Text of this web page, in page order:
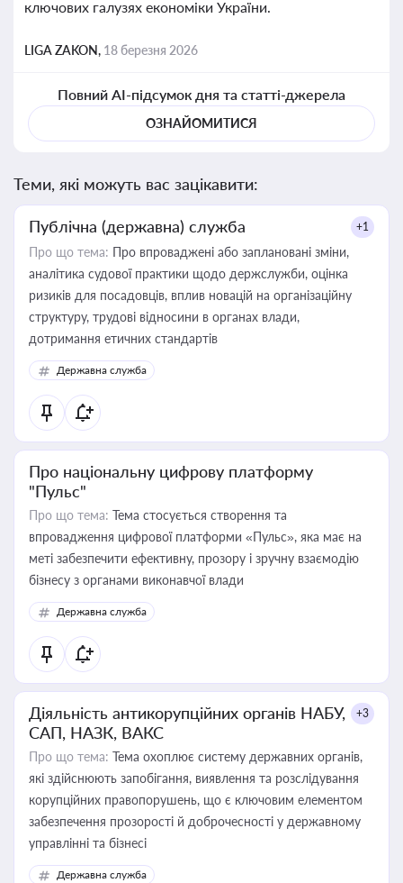
ключових галузях економіки України.
LIGA ZAKON, 18 березня 2026
Повний AI-підсумок дня та статті-джерела
ОЗНАЙОМИТИСЯ
Теми, які можуть вас зацікавити:
Публічна (державна) служба +1
Про що тема: Про впроваджені або заплановані зміни,
аналітика судової практики щодо держслужби, оцінка
ризиків для посадовців, вплив новацій на організаційну
структуру, трудові відносини в органах влади,
дотримання етичних стандартів
Державна служба
Про національну цифрову платформу
"Пульс"
Про що тема: Тема стосується створення та
впровадження цифрової платформи «Пульс», яка має на
меті забезпечити ефективну, прозору і зручну взаємодію
бізнесу з органами виконавчої влади
Державна служба
Діяльність антикорупційних органів НАБУ,
САП, НАЗК, ВАКС
+3
Про що тема: Тема охоплює систему державних органів,
які здійснюють запобігання, виявлення та розслідування
корупційних правопорушень, що є ключовим елементом
забезпечення прозорості й доброчесності у державному
управлінні та бізнесі
Державна служба